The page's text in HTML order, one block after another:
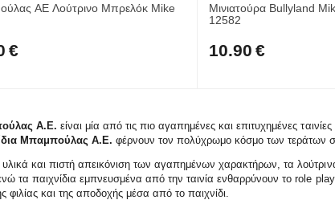
Α.Ε. είναι μία από τις πιο αγαπημένες και επιτυχημένες
Μπαμπούλας Α.Ε. φέρνουν τον πολύχρωμο κόσμο των τεράτων
και πιστή απεικόνιση των αγαπημένων χαρακτήρων, τα
τα παιχνίδια εμπνευσμένα από την ταινία ενθαρρύνουν το role
φιλίας και της αποδοχής μέσα από το παιχνίδι.
ΑΕ Λούτρινο Μπρελόκ Mike
€
Μινιατούρα Bullyland
12582
10.90 €